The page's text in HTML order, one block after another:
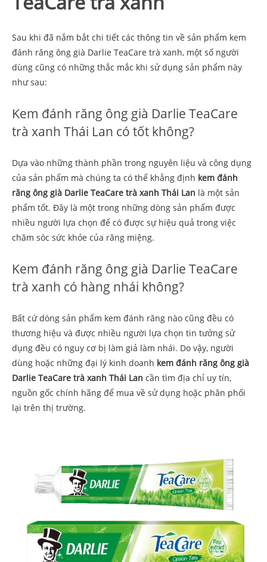
Sau khi đã nắm bắt chi tiết các thông tin về sản phẩm kem
đánh răng ông già Darlie TeaCare trà xanh, một số người
dùng cũng có những thắc mắc khi sử dụng sản phẩm này
như sau:
Kem đánh răng ông già Darlie TeaCare
trà xanh Thái Lan có tốt không?
Dựa vào những thành phần trong nguyên liệu và công dụng
của sản phẩm mà chúng ta có thể khẳng định kem đánh
răng ông già Darlie TeaCare trà xanh Thái Lan là một sản
phẩm tốt. Đây là một trong những dòng sản phẩm được
nhiều người lựa chọn để có được sự hiệu quả trong việc
chăm sóc sức khỏe của răng miệng.
Kem đánh răng ông già Darlie TeaCare
trà xanh có hàng nhái không?
Bất cứ dòng sản phẩm kem đánh răng nào cũng đều có
thương hiệu và được nhiều người lựa chọn tin tưởng sử
dụng đều có nguy cơ bị làm giả làm nhái. Do vậy, người
dùng hoặc những đại lý kinh doanh kem đánh răng ông già
Darlie TeaCare trà xanh Thái Lan cần tìm địa chỉ uy tín,
nguồn gốc chính hãng để mua về sử dụng hoặc phân phối
lại trên thị trường.